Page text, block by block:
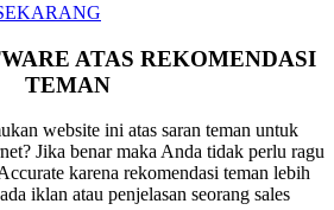
ATAS REKOMENDASI
TEMAN
website ini atas saran teman untuk
Jika benar maka Anda tidak perlu ragu
karena rekomendasi teman lebih
iklan atau penjelasan seorang sales